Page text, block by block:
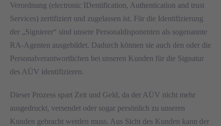
Verordnung (electronic IDentification, Authentication and trust
Services) zertifiziert und zugelassen ist. Für die Identifizierung
der „Signierer“ sind unsere Personaldisponenten als sogenannte
RA-Agenten ausgebildet. Dadurch können sie auch den oder die
Personalverantwortlichen bei unseren Kunden für die Signatur
des AÜV identifizieren.
Dieser Prozess spart Zeit und Geld, da der AÜV nicht mehr
ausgedruckt, versendet oder sogar persönlich zu unseren
Kunden gebracht werden muss. Aus Sicht des Kunden kann der